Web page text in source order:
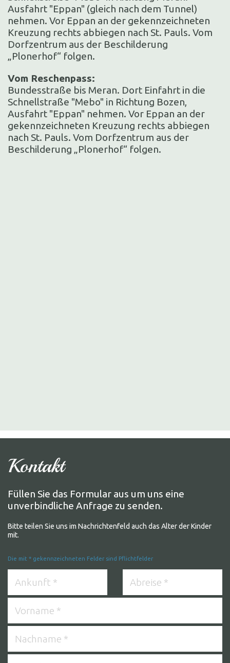
Ausfahrt "Eppan" (gleich nach dem Tunnel)
nehmen. Vor Eppan an der gekennzeichneten
Kreuzung rechts abbiegen nach St. Pauls. Vom
Dorfzentrum aus der Beschilderung
„Plonerhof“ folgen.
Vom Reschenpass:
Bundesstraße bis Meran. Dort Einfahrt in die
Schnellstraße "Mebo" in Richtung Bozen,
Ausfahrt "Eppan" nehmen. Vor Eppan an der
gekennzeichneten Kreuzung rechts abbiegen
nach St. Pauls. Vom Dorfzentrum aus der
Beschilderung „Plonerhof“ folgen.
Kontakt
Füllen Sie das Formular aus um uns eine
unverbindliche Anfrage zu senden.
Bitte teilen Sie uns im Nachrichtenfeld auch das Alter der Kinder
mit.
Die mit * gekennzeichneten Felder sind Pflichtfelder